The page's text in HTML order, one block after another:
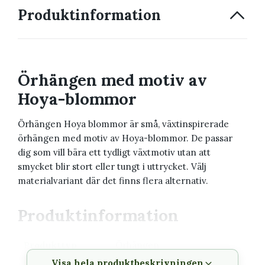
Produktinformation
Örhängen med motiv av
Hoya-blommor
Örhängen Hoya blommor är små, växtinspirerade
örhängen med motiv av Hoya-blommor. De passar
dig som vill bära ett tydligt växtmotiv utan att
smycket blir stort eller tungt i uttrycket. Välj
materialvariant där det finns flera alternativ.
Produktinformation